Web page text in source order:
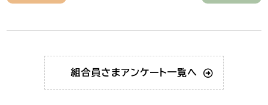
組合員さまアンケート一覧へ